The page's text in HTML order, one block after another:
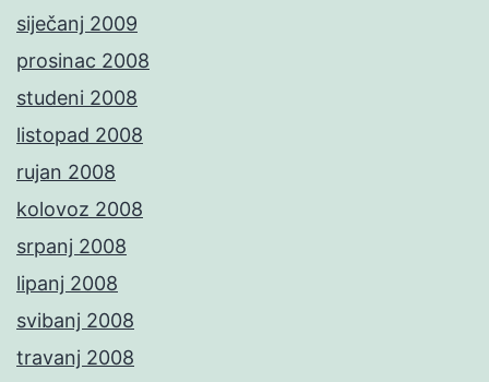
siječanj 2009
prosinac 2008
studeni 2008
listopad 2008
rujan 2008
kolovoz 2008
srpanj 2008
lipanj 2008
svibanj 2008
travanj 2008